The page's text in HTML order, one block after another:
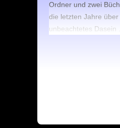
Ordner und zwei
die letzten Jahre
unbeachtetes Dasein ...